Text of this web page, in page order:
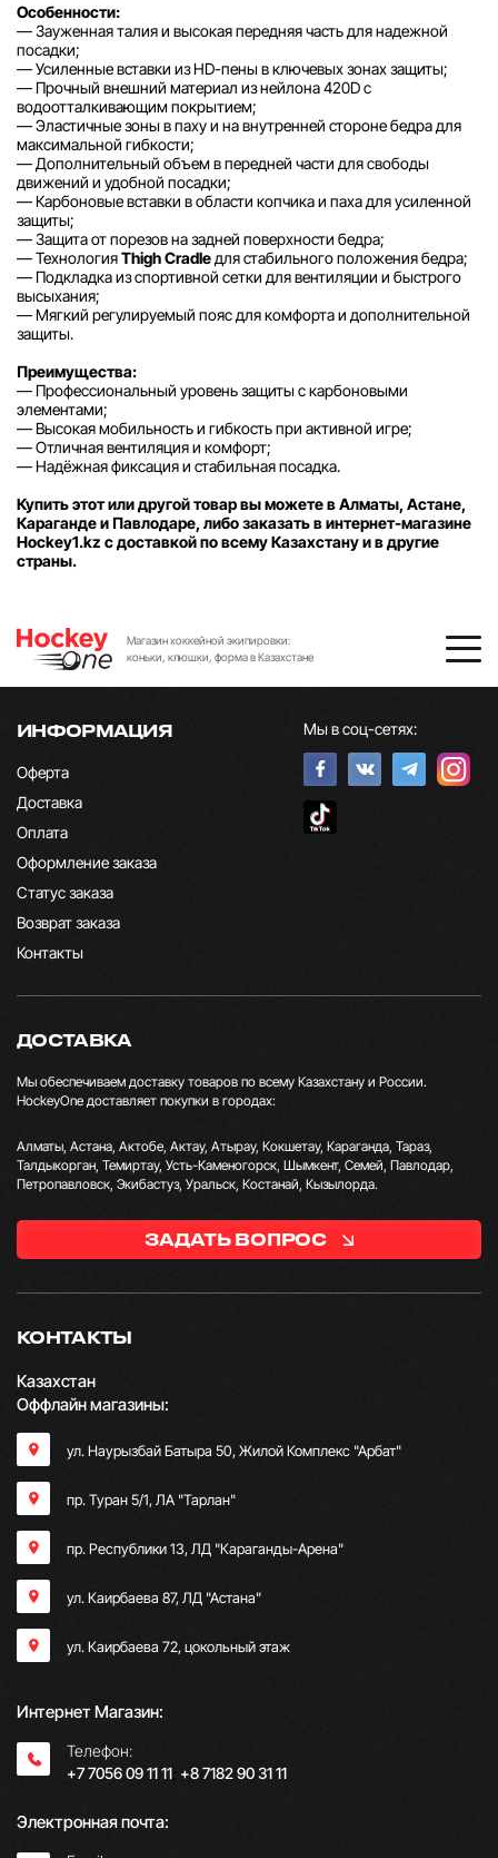
Особенности:
— Зауженная талия и высокая передняя часть для надежной
посадки;
— Усиленные вставки из HD-пены в ключевых зонах защиты;
— Прочный внешний материал из нейлона 420D с
водоотталкивающим покрытием;
— Эластичные зоны в паху и на внутренней стороне бедра для
максимальной гибкости;
— Дополнительный объем в передней части для свободы
движений и удобной посадки;
— Карбоновые вставки в области копчика и паха для усиленной
защиты;
— Защита от порезов на задней поверхности бедра;
— ТехнологияThigh Cradleдля стабильного положения бедра;
— Подкладка из спортивной сетки для вентиляции и быстрого
высыхания;
— Мягкий регулируемый пояс для комфорта и дополнительной
защиты.
Преимущества:
— Профессиональный уровень защиты с карбоновыми
элементами;
— Высокая мобильность и гибкость при активной игре;
— Отличная вентиляция и комфорт;
— Надёжная фиксация и стабильная посадка.
Купить этот или другой товар вы можете в Алматы, Астане,
Караганде и Павлодаре, либо заказать в интернет-магазине
Hockey1.kz с доставкой по всему Казахстану и в другие
страны.
Магазин хоккейной экипировки:
коньки, клюшки, форма в Казахстане
ИНФОРМАЦИЯ
Оферта
Доставка
Оплата
Оформление заказа
Статус заказа
Возврат заказа
Контакты
Мы в соц-сетях:
КОНТАКТЫ
Казахстан
Оффлайн магазины:
ул. Наурызбай Батыра 50, Жилой Комплекс "Арбат"
пр. Туран 5/1, ЛА "Тарлан"
пр. Республики 13, ​ЛД "Караганды-Арена"
ул. Каирбаева 87, ЛД "Астана"
ул. Каирбаева 72, цокольный этаж
Интернет Магазин:
Телефон:
+7 7056 09 11 11; +8 7182 90 31 11
Электронная почта:
ДОСТАВКА
Мы обеспечиваем доставку товаров по всему Казахстану и России.
HockeyOne доставляет покупки в городах:
Алматы, Астана, Актобе, Актау, Атырау, Кокшетау, Караганда, Тараз,
Талдыкорган, Темиртау, Усть-Каменогорск, Шымкент, Семей, Павлодар,
Петропавловск, Экибастуз, Уральск, Костанай, Кызылорда.
ЗАДАТЬ ВОПРОС